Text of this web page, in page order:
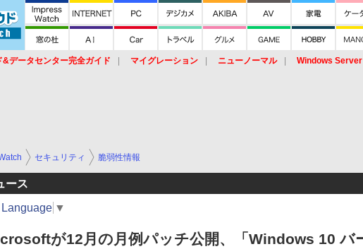
&データセンター完全ガイド マイグレーション ニューノーマル Windows Server
セキュリティ 脆弱性情報
ース
▼
が12月の月例パッチ公開、「Windows 10 バ